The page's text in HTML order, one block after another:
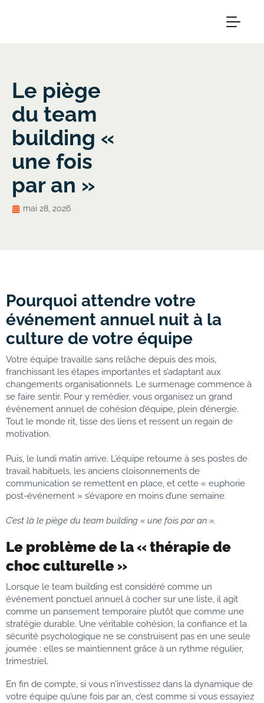
Le piège
du team
building «
une fois
par an »
mai 28, 2026
Pourquoi attendre votre
événement annuel nuit à la
culture de votre équipe
Votre équipe travaille sans relâche depuis des mois,
franchissant les étapes importantes et s’adaptant aux
changements organisationnels. Le surmenage commence à
se faire sentir. Pour y remédier, vous organisez un grand
événement annuel de cohésion d’équipe, plein d’énergie.
Tout le monde rit, tisse des liens et ressent un regain de
motivation.
Puis, le lundi matin arrive. L’équipe retourne à ses postes de
travail habituels, les anciens cloisonnements de
communication se remettent en place, et cette « euphorie
post-événement » s’évapore en moins d’une semaine.
C’est là le piège du team building « une fois par an ».
Le problème de la « thérapie de
choc culturelle »
Lorsque le team building est considéré comme un
événement ponctuel annuel à cocher sur une liste, il agit
comme un pansement temporaire plutôt que comme une
stratégie durable. Une véritable cohésion, la confiance et la
sécurité psychologique ne se construisent pas en une seule
journée : elles se maintiennent grâce à un rythme régulier,
trimestriel.
En fin de compte, si vous n’investissez dans la dynamique de
votre équipe qu’une fois par an, c’est comme si vous essayiez